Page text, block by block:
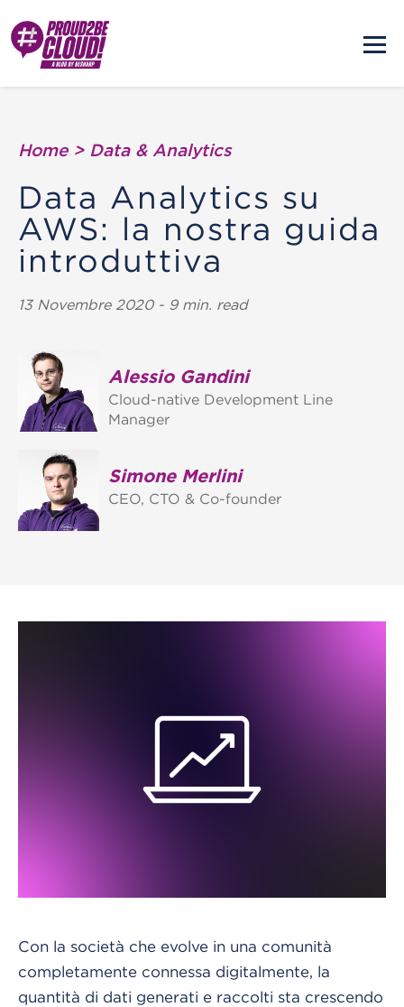
Home > Data & Analytics
Data Analytics su
AWS: la nostra guida
introduttiva
13 Novembre 2020 - 9 min. read
Alessio Gandini
Cloud-native Development Line
Manager
Simone Merlini
CEO, CTO & Co-founder
Con la società che evolve in una comunità
completamente connessa digitalmente, la
quantità di dati generati e raccolti sta crescendo